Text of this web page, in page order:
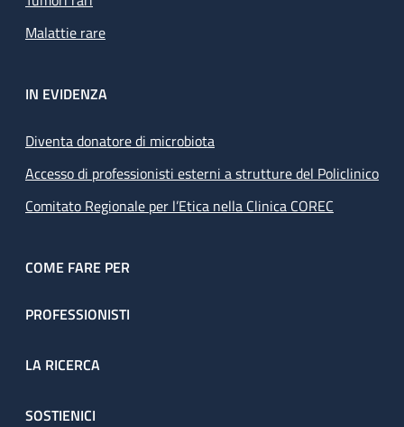
Malattie rare
IN EVIDENZA
Diventa donatore di microbiota
Accesso di professionisti esterni a strutture del Policlinico
Comitato Regionale per l’Etica nella Clinica COREC
COME FARE PER
PROFESSIONISTI
LA RICERCA
SOSTIENICI